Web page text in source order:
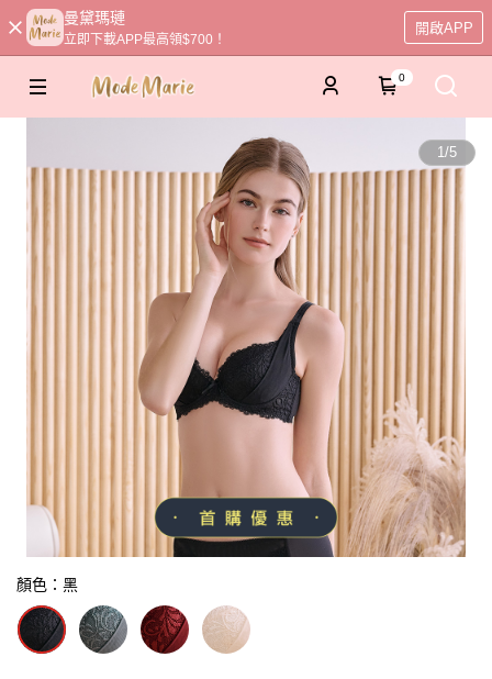
曼黛瑪璉
立即下載APP最高領$700！
開啟APP
0
1/5
顏色：黑